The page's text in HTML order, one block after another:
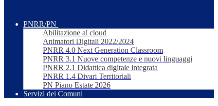
PNRR/PN
Abilitazione al cloud
Animatori Digitali 2022/2024
PNRR 4.0 Next Generation Classroom
PNRR 3.1 Nuove competenze e nuovi linguaggi
PNRR 2.1 Didattica digitale integrata
PNRR 1.4 Divari Territoriali
PN Piano Estate 2026
Servizi dei Comuni